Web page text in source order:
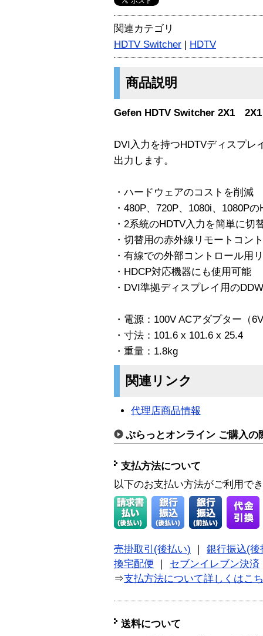
関連カテゴリ
HDTV Switcher | HDTV
商品説明
Gefen HDTV Switcher 2X1 2X1
DVI入力を持つHDTVディスプレ
出力します。
・ハードウェアのコストを削減
・480P、720P、1080i、1080P
・2系統のHDTV入力を簡単に切
・切替用の赤外線リモートコン
・有線での外部コントロール用
・HDCP対応機器にも使用可能
・DVI準拠ディスプレイ用の
・電源：100V ACアダプター（
・寸法：101.6 x 101.6 x 25.4
・重量：1.8kg
関連リンク
代理店商品情報
ぷらっとオンライン ご購入の
支払方法について
以下のお支払い方法がご利用で
売掛取引(後払い)
銀行振込(後
換宅配便
セブンイレブン決済
⇒支払方法について詳しくはこ
送料について